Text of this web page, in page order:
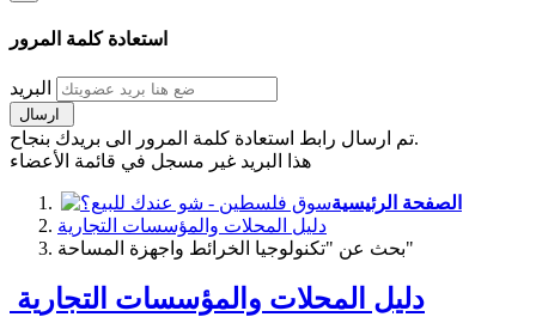
استعادة كلمة المرور
البريد
تم ارسال رابط استعادة كلمة المرور الى بريدك بنجاح.
هذا البريد غير مسجل في قائمة الأعضاء
الصفحة الرئيسية
دليل المحلات والمؤسسات التجارية
بحث عن "تكنولوجيا الخرائط واجهزة المساحة"
دليل المحلات والمؤسسات التجارية